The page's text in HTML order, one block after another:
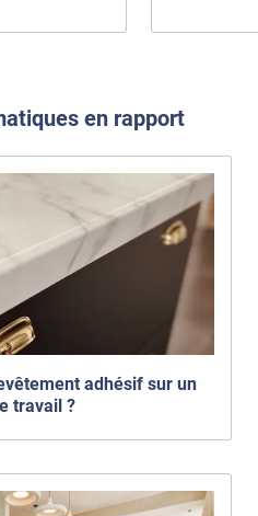
en rapport
adhésif sur un
travail ?